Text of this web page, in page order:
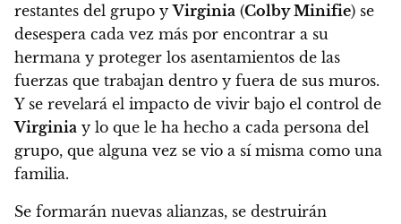
restantes del grupo yVirginia (Colby Minifie) se
desespera cada vez más por encontrar a su
hermana y proteger los asentamientos de las
fuerzas que trabajan dentro y fuera de sus muros.
Y se revelará el impacto de vivir bajo el control de
Virginia y lo que le ha hecho a cada persona del
grupo, que alguna vez se vio a sí misma como una
familia.
Se formarán nuevas alianzas, se destruirán